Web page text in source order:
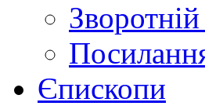
Єпископи